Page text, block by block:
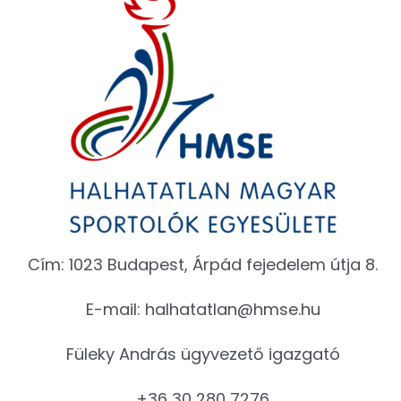
Cím: 1023 Budapest, Árpád fejedelem útja 8.
E-mail: halhatatlan@hmse.hu
Füleky András ügyvezető igazgató